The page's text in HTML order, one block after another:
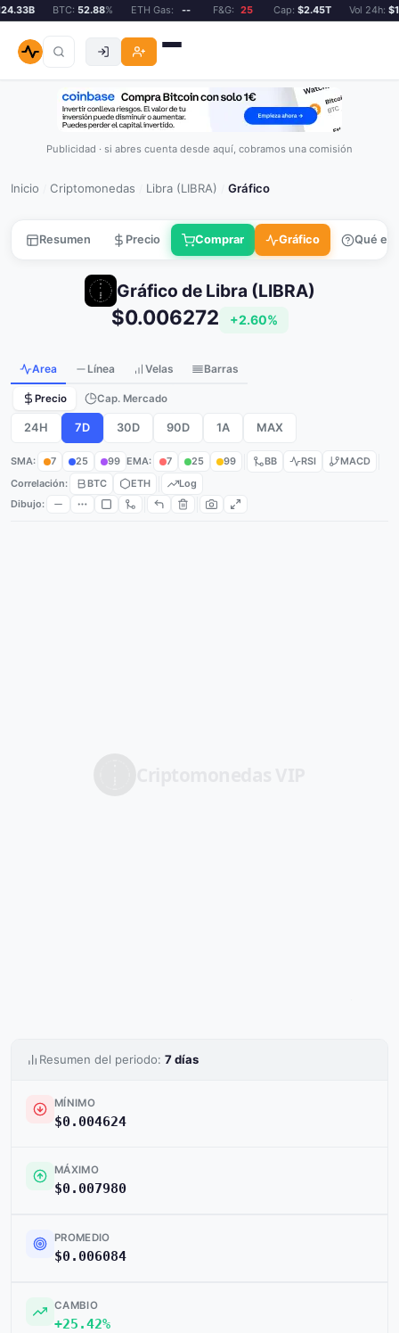
BTC:52.88% ETH Gas: -- F&G: 25 Cap:$2.45T Vol 24h:
Publicidad · si abres cuenta desde aquí, cobramos una comisión
Inicio Criptomonedas Libra (LIBRA) Gráfico
Resumen Precio Comprar Gráfico Qué es
Gráfico de Libra (LIBRA)
$0.006272 +2.60%
Area Línea Velas Barras
Precio Cap. Mercado
24H 7D 30D 90D 1A MAX
SMA: 7 25 99 EMA: 7 25 99 BB RSI
MACD
Correlación:
BTC ETH
Log
Dibujo:
Resumen del periodo: 7 días
MÍNIMO
$0.004624
MÁXIMO
$0.007980
PROMEDIO
$0.006084
CAMBIO
+25.42%